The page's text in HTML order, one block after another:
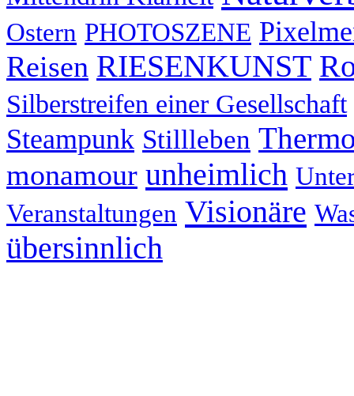
Ostern PHOTOSZENE
Reisen RIESENKUNST
Silberstreifen einer Gesellschaft
Steampunk Stillleben
monamour unheimlich
Veranstaltungen Visionäre
übersinnlich